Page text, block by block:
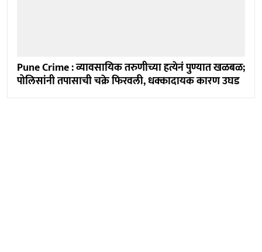
Pune Crime : व्यावसायिक तरुणीच्या हत्येनं पुण्यात खळबळ;
पोलिसांनी तपासाची चक्रे फिरवली, धक्कादायक कारण उघड